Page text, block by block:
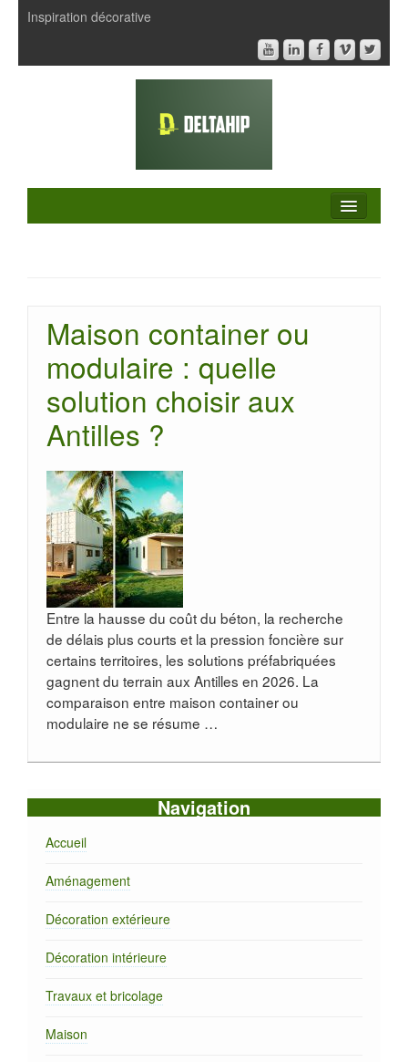
Inspiration décorative
Maison container ou
modulaire : quelle
solution choisir aux
Antilles ?
Entre la hausse du coût du béton, la recherche
de délais plus courts et la pression foncière sur
certains territoires, les solutions préfabriquées
gagnent du terrain aux Antilles en 2026. La
comparaison entre maison container ou
modulaire ne se résume …
Navigation
Accueil
Aménagement
Décoration extérieure
Décoration intérieure
Travaux et bricolage
Maison